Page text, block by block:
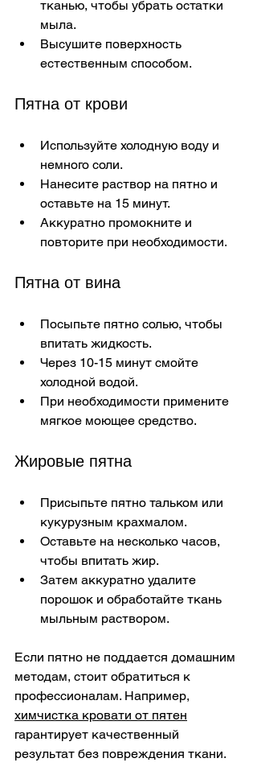
тканью, чтобы убрать остатки
мыла.
Высушите поверхность
естественным способом.
Пятна от крови
Используйте холодную воду и
немного соли.
Нанесите раствор на пятно и
оставьте на 15 минут.
Аккуратно промокните и
повторите при необходимости.
Пятна от вина
Посыпьте пятно солью, чтобы
впитать жидкость.
Через 10-15 минут смойте
холодной водой.
При необходимости примените
мягкое моющее средство.
Жировые пятна
Присыпьте пятно тальком или
кукурузным крахмалом.
Оставьте на несколько часов,
чтобы впитать жир.
Затем аккуратно удалите
порошок и обработайте ткань
мыльным раствором.
Если пятно не поддается домашним
методам, стоит обратиться к
профессионалам. Например,
химчистка кровати от пятен
гарантирует качественный
результат без повреждения ткани.